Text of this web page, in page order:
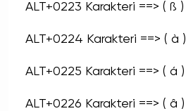
ALT+0223 Karakteri ==> ( ß )
ALT+0224 Karakteri ==> ( à )
ALT+0225 Karakteri ==> ( á )
ALT+0226 Karakteri ==> ( â )